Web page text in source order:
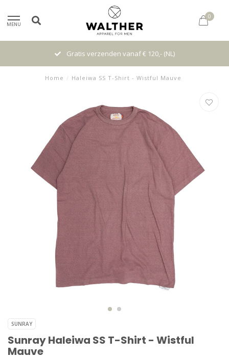
MENU
0
Gratis verzenden vanaf € 120,- (NL)
Home / Haleiwa SS T-Shirt - Wistful Mauve
SUNRAY
Sunray Haleiwa SS T-Shirt - Wistful
Mauve